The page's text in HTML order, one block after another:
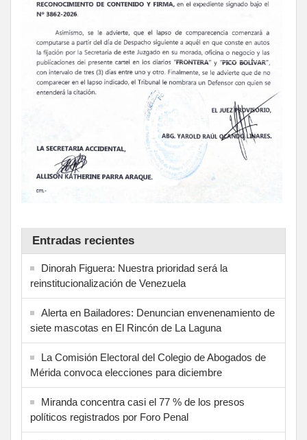
Entradas recientes
Dinorah Figuera: Nuestra prioridad será la
reinstitucionalización de Venezuela
Alerta en Bailadores: Denuncian envenenamiento de
siete mascotas en El Rincón de La Laguna
La Comisión Electoral del Colegio de Abogados de
Mérida convoca elecciones para diciembre
Miranda concentra casi el 77 % de los presos
políticos registrados por Foro Penal